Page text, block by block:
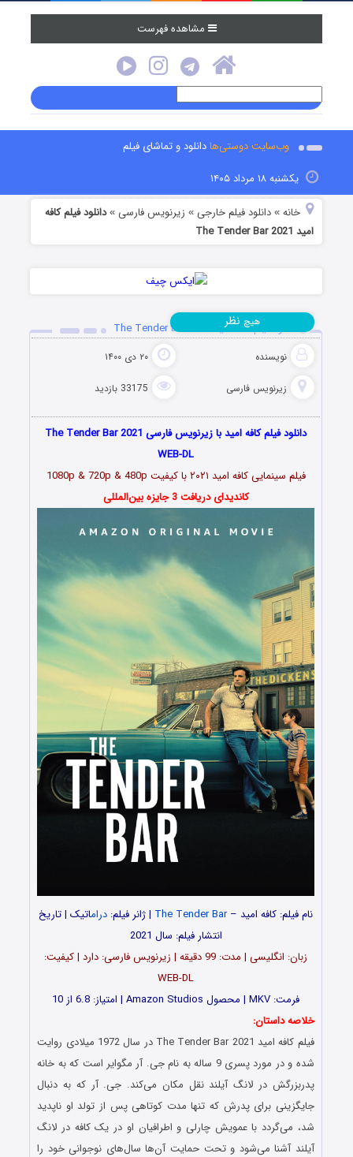
مشاهده فهرست
وب‌سایت دوستی‌هادانلود و تماشای فیلم
یکشنبه ۱۸ مرداد ۱۴۰۵
خانه »دانلود فیلم خارجی » زیرنویس فارسی »دانلود فیلم کافه
امید The Tender Bar 2021
دانلود فیلم کافه امید The Tender Bar 2021
نویسنده ۲۰ دی ۱۴۰۰
زیرنویس فارسی 33175 بازدید
هیچ نظر
دانلود فیلم کافه امید با زیرنویس فارسی The Tender Bar 2021
WEB-DL
فیلم سینماییکافه امید ۲۰۲۱
با کیفیت 1080p & 720p & 480p
کاندیدای دریافت 3 جایزه بین‌المللی
نام فیلم: کافه امید –The Tender Bar | ژانر فیلم: دراماتیک | تاریخ
انتشار فیلم: سال 2021
زبان: انگلیسی | مدت‌: 99 دقیقه | زیرنویس فارسی: دارد | کیفیت:
WEB-DL
فرمت: MKV | محصول Amazon Studios | امتیاز: 6.8 از 10
خلاصه داستان:
فیلم کافه امید The Tender Bar 2021 در سال 1972 میلادی روایت
شده و در مورد پسری 9 ساله به نام جی. آر مگوایر است که به خانه
پدربزرگش در لانگ آیلند نقل مکان می‌کند. جی. آر که به دنبال
جایگزینی برای پدرش که تنها مدت کوتاهی پس از تولد او ناپدید
شد، می‌گردد با عمویش چارلی و اطرافیان او در یک کافه در لانگ
آیلند آشنا می‌شود و تحت حمایت آن‌ها سال‌های نوجوانی خود را